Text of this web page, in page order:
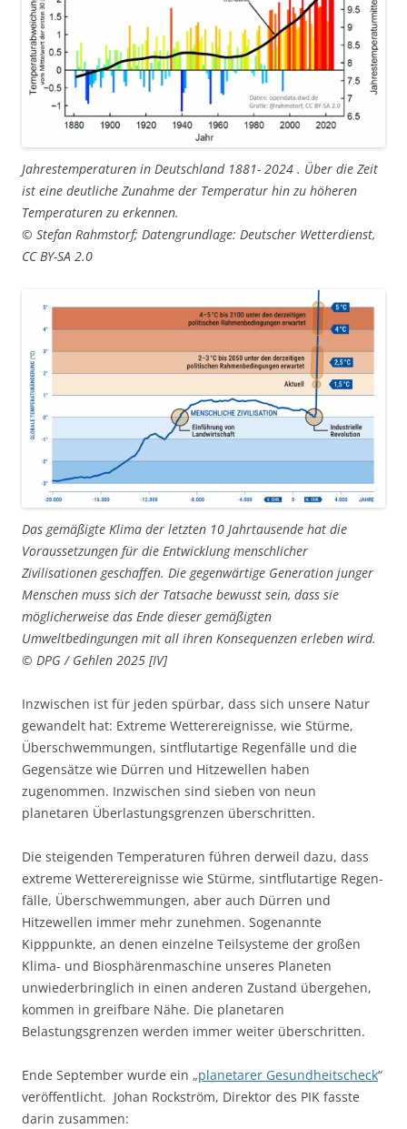
Jahrestemperaturen in Deutschland 1881- 2024 . Über die Zeit
ist eine deutliche Zunahme der Temperatur hin zu höheren
Temperaturen zu erkennen.
© Stefan Rahmstorf; Datengrundlage: Deutscher Wetterdienst,
CC BY-SA 2.0
Das gemäßigte Klima der letzten 10 Jahrtausende hat die
Voraussetzungen für die Entwicklung menschlicher
Zivilisationen geschaffen. Die gegenwärtige Generation junger
Menschen muss sich der Tatsache bewusst sein, dass sie
möglicherweise das Ende dieser gemäßigten
Umweltbedingungen mit all ihren Konsequenzen erleben wird.
© DPG / Gehlen 2025 [IV]
Inzwischen ist für jeden spürbar, dass sich unsere Natur
gewandelt hat: Extreme Wetterereignisse, wie Stürme,
Überschwemmungen, sintflutartige Regenfälle und die
Gegensätze wie Dürren und Hitzewellen haben
zugenommen. Inzwischen sind sieben von neun
planetaren Überlastungsgrenzen überschritten.
Die steigenden Temperaturen führen derweil dazu, dass
ex­tre­me Wetterereignisse wie Stürme, sintflutartige Regen­
fälle, Überschwemmungen, aber auch Dürren und
Hitzewellen immer mehr zunehmen. Sogenannte
Kipppunkte, an denen einzelne Teilsysteme der großen
Klima- und Biosphärenmaschine unseres Planeten
unwiederbringlich in einen anderen Zustand übergehen,
kommen in greifbare Nähe. Die planetaren
Belastungsgrenzen werden immer weiter überschritten.
Ende September wurde ein „planetarer Gesundheitscheck“
veröffentlicht. Johan Rockström, Direktor des PIK fasste
darin zusammen: